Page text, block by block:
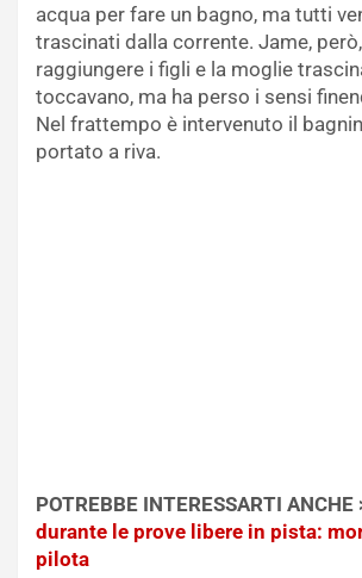
acqua per fare un bagno, ma tutti
trascinati dalla corrente. Jame,
raggiungere i figli e la moglie
toccavano, ma ha perso i sensi
Nel frattempo è intervenuto il
portato a riva.
POTREBBE INTERESSARTI ANCHE
durante le prove libere in pista:
pilota